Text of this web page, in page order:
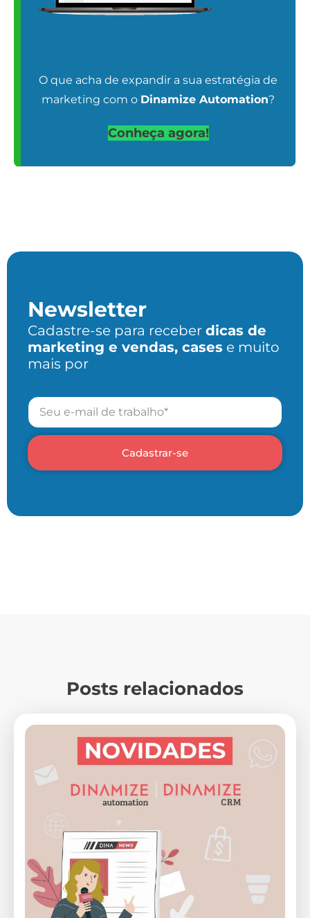
O que acha de expandir a sua estratégia de
marketing com o Dinamize Automation?
Conheça agora!
Newsletter
Cadastre-se para receber dicas de
marketing e vendas, cases e muito
mais por
Cadastrar-se
Posts relacionados